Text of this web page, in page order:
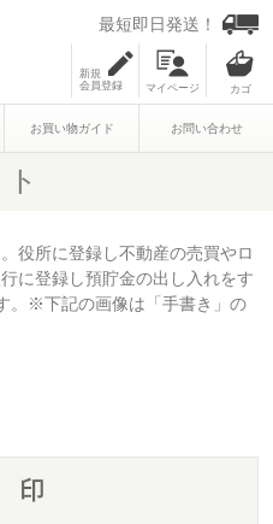
最短即日発送！
新規
会員登録
マイページ
お買い物ガイド お問い合わせ
役所に登録し不動産の売買やロ
に登録し預貯金の出し入れをす
。※下記の画像は「手書き」の